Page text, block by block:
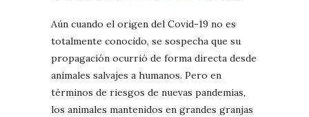
Aún cuando el origen del Covid-19 no es
totalmente conocido, se sospecha que su
propagación ocurrió de forma directa desde
animales salvajes a humanos. Pero en
términos de riesgos de nuevas pandemias,
los animales mantenidos en grandes granjas